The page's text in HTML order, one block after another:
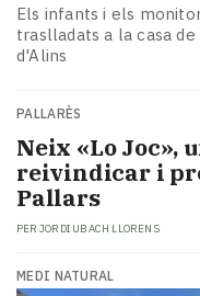
Els infants i els
traslladats a la casa
d'Alins
PALLARÈS
​Neix «Lo Joc»,
reivindicar i
Pallars
PER JORDI UBACH LLORENS
MEDI NATURAL